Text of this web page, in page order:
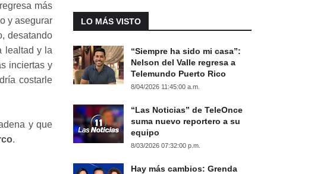
más
y asegurar
desatando
lealtad y la
inciertas y
costarle
y que
.
LO MÁS VISTO
“Siempre ha sido mi casa”:
Nelson del Valle regresa a
Telemundo Puerto Rico
8/04/2026 11:45:00 a.m.
“Las Noticias” de TeleOnce
suma nuevo reportero a su
equipo
8/03/2026 07:32:00 p.m.
Hay más cambios: Grenda